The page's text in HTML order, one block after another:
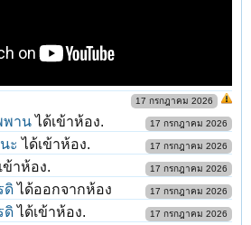
17 กรกฎาคม 2026
านได้เข้าห้อง. 17 กรกฎาคม 2026
ะ ได้เข้าห้อง. 17 กรกฎาคม 2026
ข้าห้อง. 17 กรกฎาคม 2026
ดิได้ออกจากห้อง 17 กรกฎาคม 2026
ดิได้เข้าห้อง. 17 กรกฎาคม 2026